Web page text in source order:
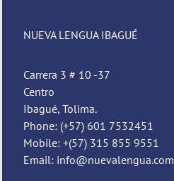
NUEVA LENGUA IBAGUÉ
Carrera 3 # 10 -37
Centro
Ibagué, Tolima.
Phone: (+57) 601 7532451
Mobile: +(57) 315 855 9551
Email: info@nuevalengua.com